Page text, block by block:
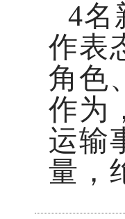
4名
作表
角色
作为
运输
量，